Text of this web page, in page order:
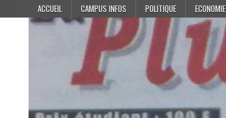
to
ACCUEIL CAMPUS INFOS POLITIQUE ECONOMIE